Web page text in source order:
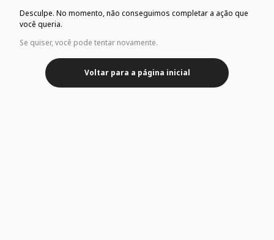
Desculpe. No momento, não conseguimos completar a ação que
você queria.
Se quiser, você pode tentar novamente.
Voltar para a página inicial